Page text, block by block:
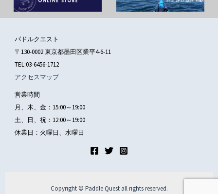
パドルクエスト
〒130-0002 東京都墨田区業平4-6-11
TEL:03-6456-1712
アクセスマップ
営業時間
月、木、金：15:00～19:00
土、日、祝：12:00～19:00
休業日：火曜日、水曜日
Copyright © Paddle Quest all rights reserved.